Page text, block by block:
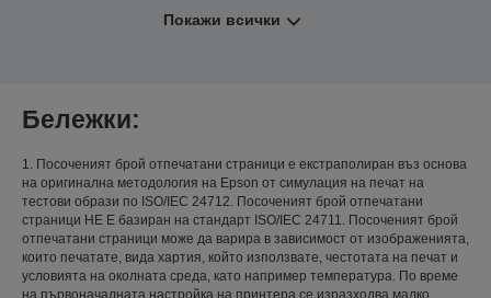
Покажи всички
Бележки:
1. Посоченият брой отпечатани страници е екстраполиран въз основа
на оригинална методология на Epson от симулация на печат на
тестови образи по ISO/IEC 24712. Посоченият брой отпечатани
страници НЕ E базиран на стандарт ISO/IEC 24711. Посоченият брой
отпечатани страници може да варира в зависимост от изображенията,
които печатате, вида хартия, който използвате, честотата на печат и
условията на околната среда, като например температура. По време